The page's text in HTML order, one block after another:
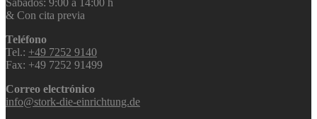
Sábados: 9:00 a 14:00 h
& Con cita previa
Teléfono
Tel.: +49 7252 9140
Fax: +49 7252 91499
Correo electrónico
info@stork-die-einrichtung.de